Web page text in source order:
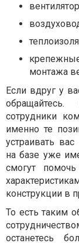
монтажа
Если вдруг у
сотрудники
именно те
устраивать
на базе уже
смогут
конструкции в
То есть таким
останетесь